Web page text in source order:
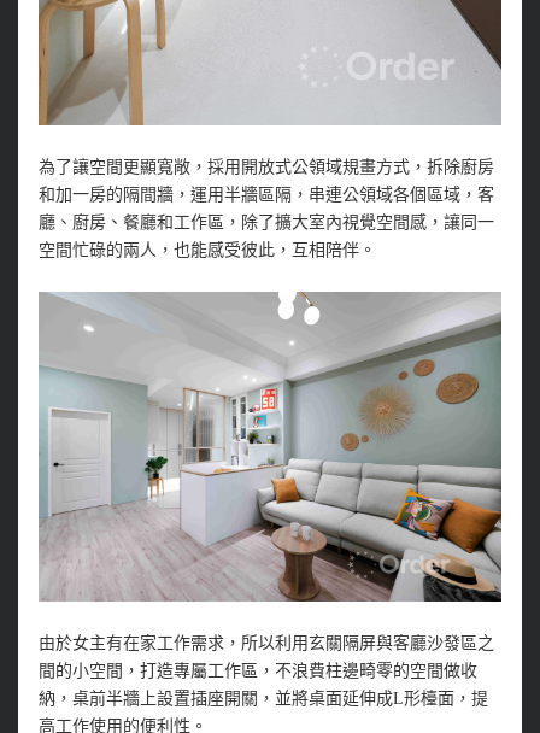
為了讓空間更顯寬敞，採用開放式公領域規畫方式，拆除廚房
和加一房的隔間牆，運用半牆區隔，串連公領域各個區域，客
廳、廚房、餐廳和工作區，除了擴大室內視覺空間感，讓同一
空間忙碌的兩人，也能感受彼此，互相陪伴。
由於女主有在家工作需求，所以利用玄關隔屏與客廳沙發區之
間的小空間，打造專屬工作區，不浪費柱邊畸零的空間做收
納，桌前半牆上設置插座開關，並將桌面延伸成L形檯面，提
高工作使用的便利性。